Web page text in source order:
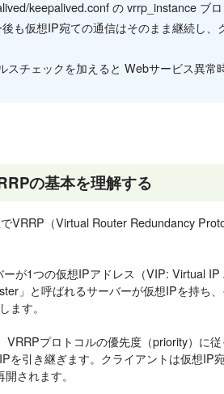
keepalived.conf の vrrp_instance ブ
後も仮想IP宛ての通信はそのまま継続し
スチェックを加えると Webサービス異常
の基本を理解する
VRRP（Virtual Router Redundancy
が1つの仮想IPアドレス（VIP: Virtual
」と呼ばれるサーバーが仮想IPを持ち
ます。
VRRPプロトコルの優先度（priority）に
を引き継ぎます。クライアントは仮想IP
されます。